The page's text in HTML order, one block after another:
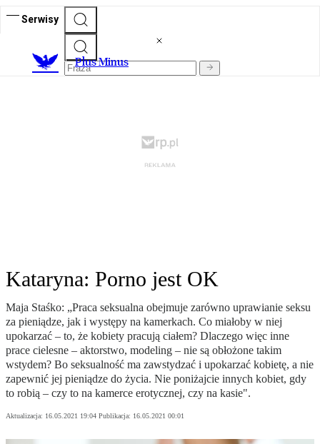
Serwisy
Plus Minus
Kataryna: Porno jest OK
Maja Staśko: „Praca seksualna obejmuje zarówno uprawianie seksu
za pieniądze, jak i występy na kamerkach. Co miałoby w niej
upokarzać – to, że kobiety pracują ciałem? Dlaczego więc inne
prace cielesne – aktorstwo, modeling – nie są obłożone takim
wstydem? Bo seksualność ma zawstydzać i upokarzać kobietę, a nie
zapewnić jej pieniądze do życia. Nie poniżajcie innych kobiet, gdy
to robią – czy to na kamerce erotycznej, czy na kasie".
Aktualizacja: 16.05.2021 19:04 Publikacja: 16.05.2021 00:01